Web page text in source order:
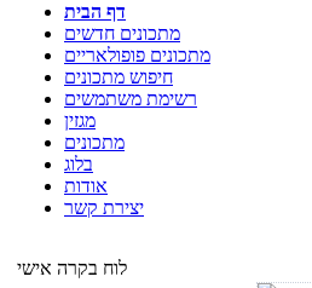
דף הבית
מתכונים חדשים
מתכונים פופולאריים
חיפוש מתכונים
רשימת משתמשים
מגזין
מתכונים
בלוג
אודות
יצירת קשר
לוח בקרה אישי